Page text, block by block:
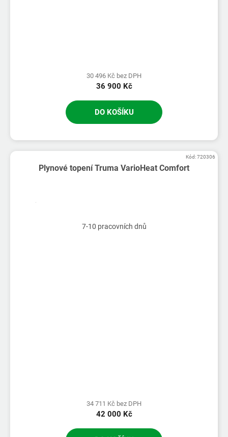
30 496 Kč bez DPH
36 900 Kč
DO KOŠÍKU
Plynové topení Truma VarioHeat Comfort
7-10 pracovních dnů
34 711 Kč bez DPH
42 000 Kč
Kód:720306